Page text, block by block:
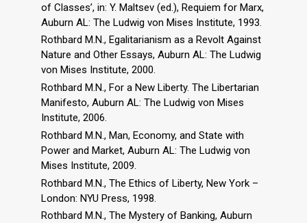
of Classes’, in: Y. Maltsev (ed.), Requiem for Marx,
Auburn AL: The Ludwig von Mises Institute, 1993.
Rothbard M.N., Egalitarianism as a Revolt Against
Nature and Other Essays, Auburn AL: The Ludwig
von Mises Institute, 2000.
Rothbard M.N., For a New Liberty. The Libertarian
Manifesto, Auburn AL: The Ludwig von Mises
Institute, 2006.
Rothbard M.N., Man, Economy, and State with
Power and Market, Auburn AL: The Ludwig von
Mises Institute, 2009.
Rothbard M.N., The Ethics of Liberty, New York –
London: NYU Press, 1998.
Rothbard M.N., The Mystery of Banking, Auburn